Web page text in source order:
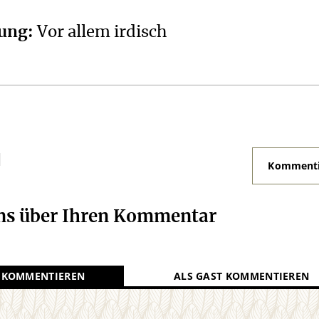
: Vor allem irdisch
über Ihren Kommentar
ALS GAST KOMMENTIEREN